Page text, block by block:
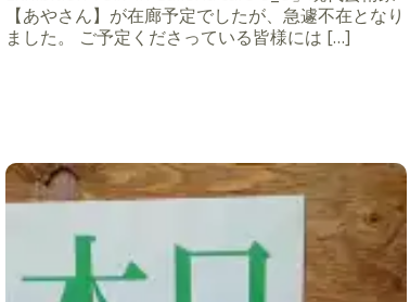
【あやさん】が在廊予定でしたが、急遽不在となり
ました。 ご予定くださっている皆様には […]